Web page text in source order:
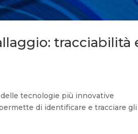
tracciabilità
tecnologie più innovative
di identificare e tracciare gli